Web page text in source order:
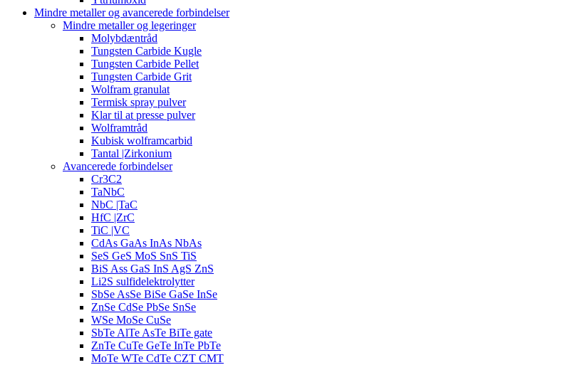
Mindre metaller og avancerede forbindelser
Mindre metaller og legeringer
Molybdæntråd
Tungsten Carbide Kugle
Tungsten Carbide Pellet
Tungsten Carbide Grit
Wolfram granulat
Termisk spray pulver
Klar til at presse pulver
Wolframtråd
Kubisk wolframcarbid
Tantal |Zirkonium
Avancerede forbindelser
Cr3C2
TaNbC
NbC |TaC
HfC |ZrC
TiC |VC
CdAs GaAs InAs NbAs
SeS GeS MoS SnS TiS
BiS Ass GaS InS AgS ZnS
Li2S sulfidelektrolytter
SbSe AsSe BiSe GaSe InSe
ZnSe CdSe PbSe SnSe
WSe MoSe CuSe
SbTe AlTe AsTe BiTe gate
ZnTe CuTe GeTe InTe PbTe
MoTe WTe CdTe CZT CMT